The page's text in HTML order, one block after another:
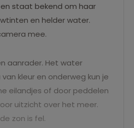
staat bekend om haar
en helder water.
mee.
aanrader. Het water
kleur en onderweg kun je
eilandjes of door peddelen
uitzicht over het meer.
zon is fel.